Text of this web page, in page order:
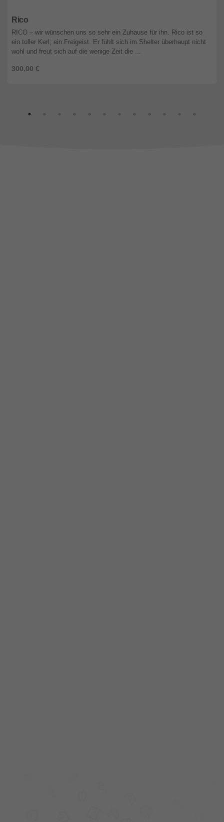
Rico
300,00 €
RICO – wir wünschen uns so sehr ein Zuhause für ihn. Rico ist so
ein toller Kerl; ein Freigeist. Er fühlt sich im Shelter überhaupt nicht
wohl und freut sich auf die wenige Zeit die ...